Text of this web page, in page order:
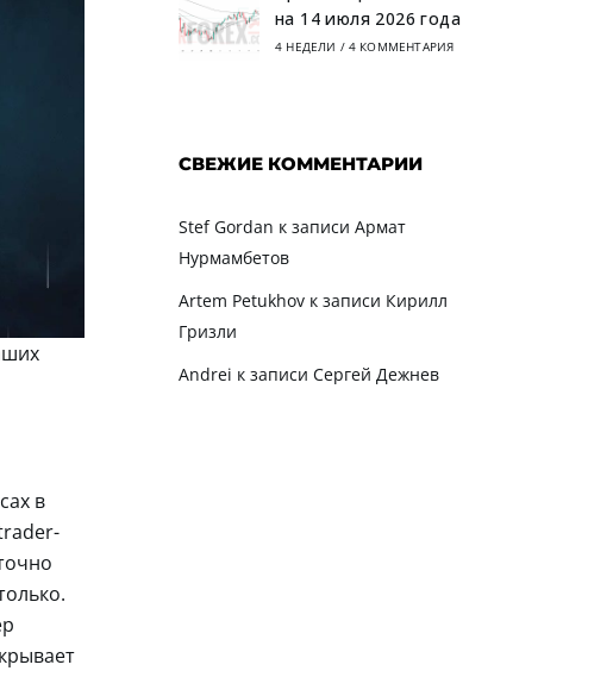
в
на 14 июля 2026 года
4 НЕДЕЛИ / 4 КОММЕНТАРИЯ
СВЕЖИЕ КОММЕНТАРИИ
Stef Gordan к записи Армат
Нурмамбетов
Artem Petukhovк записи Кирилл
Гризли
Andrei к записи Сергей Дежнев